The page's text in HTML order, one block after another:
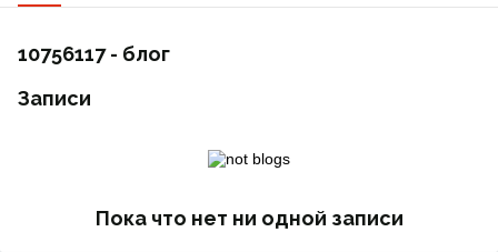
10756117 - блог
Записи
Пока что нет ни одной записи